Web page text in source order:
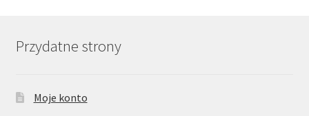
Przydatne strony
Moje konto